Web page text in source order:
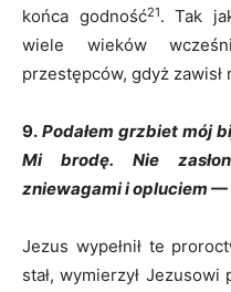
końca godność21. Tak
wiele wieków
przestępców, gdyż zawisł
9. Podałem grzbiet mój
Mi brodę. Nie
zniewagami i opluciem —
Jezus wypełnił te
stał, wymierzył Jezusowi